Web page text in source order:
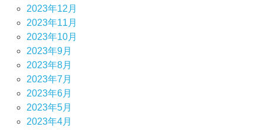
2023年12月
2023年11月
2023年10月
2023年9月
2023年8月
2023年7月
2023年6月
2023年5月
2023年4月